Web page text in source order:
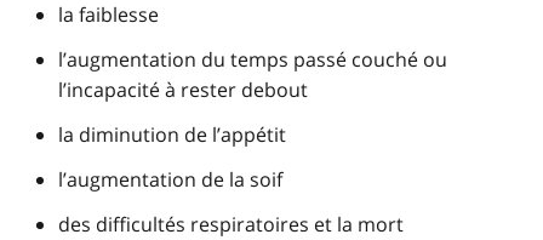
la faiblesse
l’augmentation du temps passé couché ou
l’incapacité à rester debout
la diminution de l’appétit
l’augmentation de la soif
des difficultés respiratoires et la mort